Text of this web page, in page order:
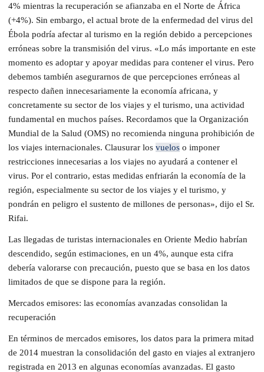
4% mientras la recuperación se afianzaba en el Norte de África
(+4%). Sin embargo, el actual brote de la enfermedad del virus del
Ébola podría afectar al turismo en la región debido a percepciones
erróneas sobre la transmisión del virus. «Lo más importante en este
momento es adoptar y apoyar medidas para contener el virus. Pero
debemos también asegurarnos de que percepciones erróneas al
respecto dañen innecesariamente la economía africana, y
concretamente su sector de los viajes y el turismo, una actividad
fundamental en muchos países. Recordamos que la Organización
Mundial de la Salud (OMS) no recomienda ninguna prohibición de
los viajes internacionales. Clausurar los vuelos o imponer
restricciones innecesarias a los viajes no ayudará a contener el
virus. Por el contrario, estas medidas enfriarán la economía de la
región, especialmente su sector de los viajes y el turismo, y
pondrán en peligro el sustento de millones de personas», dijo el Sr.
Rifai.
Las llegadas de turistas internacionales en Oriente Medio habrían
descendido, según estimaciones, en un 4%, aunque esta cifra
debería valorarse con precaución, puesto que se basa en los datos
limitados de que se dispone para la región.
Mercados emisores: las economías avanzadas consolidan la
recuperación
En términos de mercados emisores, los datos para la primera mitad
de 2014 muestran la consolidación del gasto en viajes al extranjero
registrada en 2013 en algunas economías avanzadas. El gasto